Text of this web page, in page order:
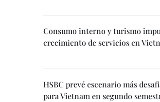
Consumo interno y turismo
crecimiento de servicios en
HSBC prevé escenario más
para Vietnam en segundo